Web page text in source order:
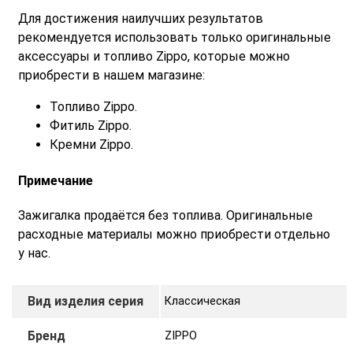
Для достижения наилучших результатов
рекомендуется использовать только оригинальные
аксессуары и топливо Zippo, которые можно
приобрести в нашем магазине:
Топливо Zippo.
Фитиль Zippo.
Кремни Zippo.
Примечание
Зажигалка продаётся без топлива. Оригинальные
расходные материалы можно приобрести отдельно
у нас.
Вид изделия серия Классическая
Бренд ZIPPO